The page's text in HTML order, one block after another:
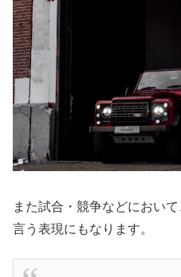
また試合・競争などにおい
言う表現にもなります。